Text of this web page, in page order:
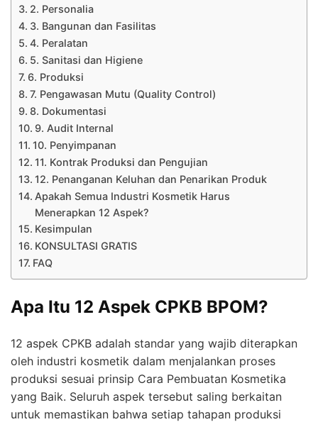
2. Personalia
3. Bangunan dan Fasilitas
4. Peralatan
5. Sanitasi dan Higiene
6. Produksi
7. Pengawasan Mutu (Quality Control)
8. Dokumentasi
9. Audit Internal
10. Penyimpanan
11. Kontrak Produksi dan Pengujian
12. Penanganan Keluhan dan Penarikan Produk
Apakah Semua Industri Kosmetik Harus
Menerapkan 12 Aspek?
Kesimpulan
KONSULTASI GRATIS
FAQ
Apa Itu 12 Aspek CPKB BPOM?
12 aspek CPKB adalah standar yang wajib diterapkan
oleh industri kosmetik dalam menjalankan proses
produksi sesuai prinsip Cara Pembuatan Kosmetika
yang Baik. Seluruh aspek tersebut saling berkaitan
untuk memastikan bahwa setiap tahapan produksi